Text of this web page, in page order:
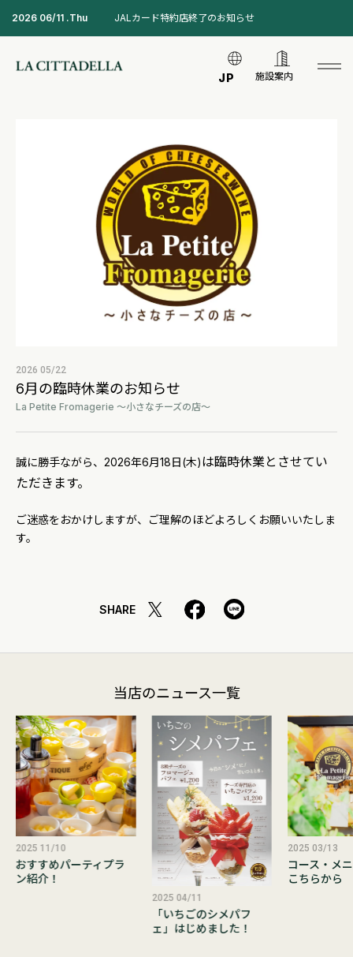
2026 06/11 .Thu JALカード特約店終了のお知らせ
JP 施設案内
2026 05/22
6月の臨時休業のお知らせ
La Petite Fromagerie ～小さなチーズの店～
誠に勝手ながら、2026年6月18日(木)は臨時休業とさせてい
ただきます。
ご迷惑をおかけしますが、ご理解のほどよろしくお願いいたしま
す。
SHARE
当店のニュース一覧
2025 11/10
おすすめパーティプラ
ン紹介！
2025 04/11
「いちごのシメパフ
ェ」はじめました！
2025 03/13
コース・メ
こちらから